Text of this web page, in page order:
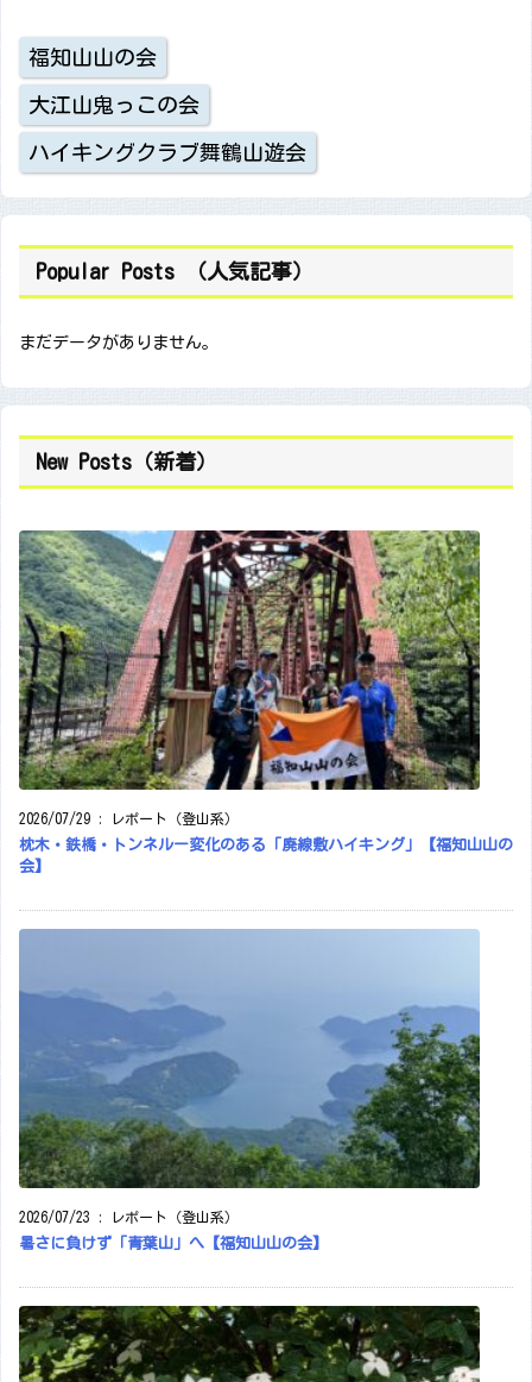
福知山山の会
大江山鬼っこの会
ハイキングクラブ舞鶴山遊会
Popular Posts （人気記事）
まだデータがありません。
New Posts（新着）
2026/07/29 : レポート（登山系）
枕木・鉄橋・トンネルー変化のある「廃線敷ハイキング」【福知山山の
会】
2026/07/23 : レポート（登山系）
暑さに負けず「青葉山」へ【福知山山の会】